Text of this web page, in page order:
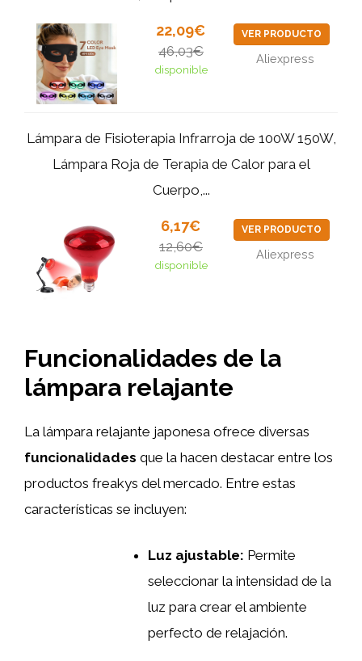
22,09€
46,03€
disponible
VER PRODUCTO
Aliexpress
Lámpara de Fisioterapia Infrarroja de 100W 150W,
Lámpara Roja de Terapia de Calor para el
Cuerpo,...
6,17€
12,60€
disponible
VER PRODUCTO
Aliexpress
Funcionalidades de la
lámpara relajante
La lámpara relajante japonesa ofrece diversas
funcionalidades que la hacen destacar entre los
productos freakys del mercado. Entre estas
características se incluyen:
Luz ajustable: Permite
seleccionar la intensidad de la
luz para crear el ambiente
perfecto de relajación.